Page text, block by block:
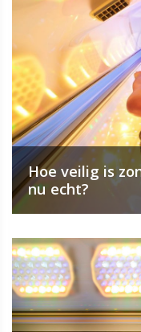
Hoe veilig is
nu echt?